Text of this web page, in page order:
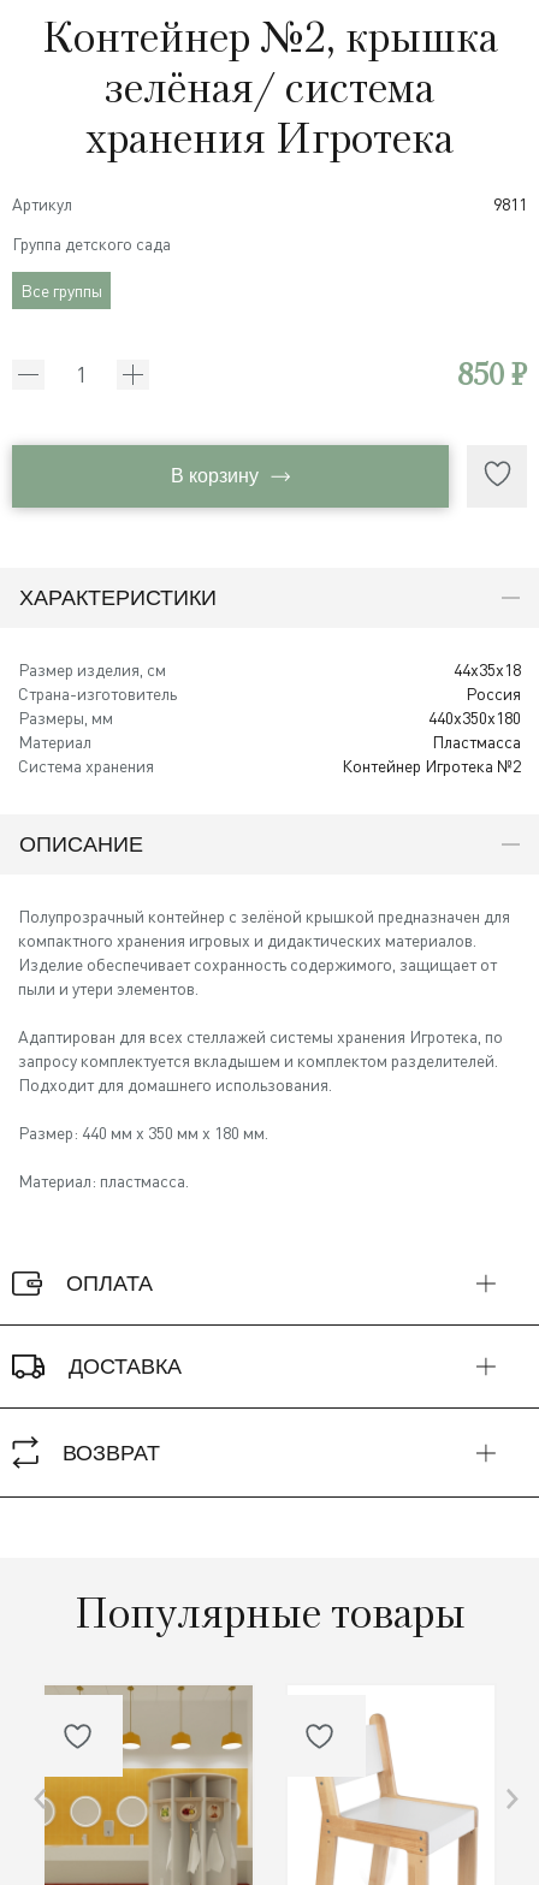
Контейнер №2, крышка
зелёная/ система
хранения Игротека
Артикул
9811
Группа детского сада
Все группы
850 ₽
В корзину
ХАРАКТЕРИСТИКИ
Размер изделия, см
44x35x18
Страна-изготовитель
Россия
Размеры, мм
440х350х180
Материал
Пластмасса
Система хранения
Контейнер Игротека №2
ОПИСАНИЕ
Полупрозрачный контейнер с зелёной крышкой предназначен для
компактного хранения игровых и дидактических материалов.
Изделие обеспечивает сохранность содержимого, защищает от
пыли и утери элементов.
Адаптирован для всех стеллажей системы хранения Игротека, по
запросу комплектуется вкладышем и комплектом разделителей.
Подходит для домашнего использования.
Размер: 440 мм х 350 мм х 180 мм.
Материал: пластмасса.
ОПЛАТА
ДОСТАВКА
ВОЗВРАТ
Популярные товары